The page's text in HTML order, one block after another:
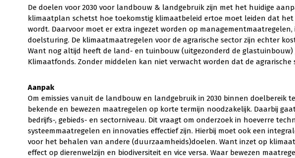
De doelen voor 2030 voor landbouw & landgebruik zijn met het huidige
klimaatplan schetst hoe toekomstig klimaatbeleid ertoe moet leiden dat het
wordt. Daarvoor moet er extra ingezet worden op
doelsturing. De klimaatmaatregelen voor de agrarische sector zijn echter
Want nog altijd heeft de land- en tuinbouw (uitgezonderd de
Klimaatfonds. Zonder middelen kan niet verwacht worden dat de agrarische
Aanpak
Om emissies vanuit de landbouw en landgebruik in 2030 binnen doelbereik
bekende en bewezen maatregelen op korte termijn noodzakelijk. Daarbij
bedrijfs-, gebieds- en sectorniveau. Dit vraagt om onderzoek in hoeverre
systeemmaatregelen en innovaties effectief zijn. Hierbij moet ook een
voor het behalen van andere (duurzaamheids)doelen. Want inzet op
effect op dierenwelzijn en biodiversiteit en vice versa. Waar bewezen